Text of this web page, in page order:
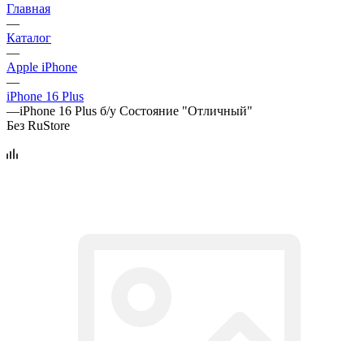
Главная
—
Каталог
—
Apple iPhone
—
iPhone 16 Plus
—iPhone 16 Plus б/у Состояние "Отличный"
Без RuStore